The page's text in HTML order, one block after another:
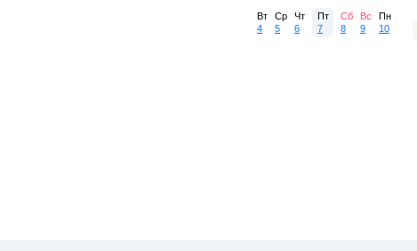
Вт
4
Ср
5
Чт
6
Пт
7
Сб
8
Вс
9
Пн
10